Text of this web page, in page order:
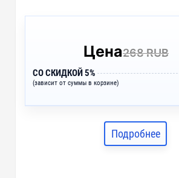
Цена268 RUB
СО СКИДКОЙ 5%
(зависит от суммы в корзине)
Подробнее